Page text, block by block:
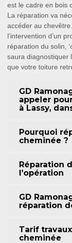
est le cadre en bois
La réparation va
accéder au
l’intervention d’un
réparation du solin,
saura diagnostiquer
que votre toiture
GD
appeler
à Lassy,
Pourquoi
cheminée ?
Réparation
l’opération
GD
réparation
Tarif
cheminée